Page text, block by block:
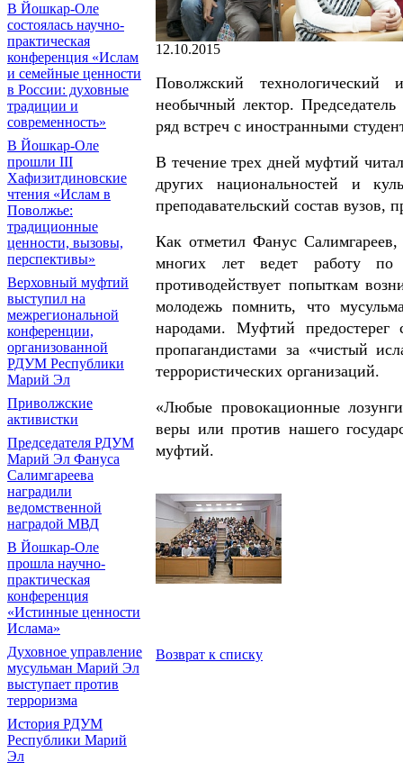
В Йошкар-Оле
состоялась научно-
практическая
конференция «Ислам
и семейные ценности
в России: духовные
традиции и
современность»
В Йошкар-Оле
прошли III
Хафизитдиновские
чтения «Ислам в
Поволжье:
традиционные
ценности, вызовы,
перспективы»
Верховный муфтий
выступил на
межрегиональной
конференции,
организованной
РДУМ Республики
Марий Эл
Приволжские
активистки
Председателя РДУМ
Марий Эл Фануса
Салимгареева
наградили
ведомственной
наградой МВД
В Йошкар-Оле
прошла научно-
практическая
конференция
«Истинные ценности
Ислама»
Духовное управление
мусульман Марий Эл
выступает против
терроризма
История РДУМ
Республики Марий
Эл
12.10.2015
Поволжский
необычный лектор.
ряд встреч с иностранными
В течение трех дней муфтий
других национальностей и
преподавательский состав вузов,
Как отметил Фанус
многих лет ведет работу по
противодействует попыткам
молодежь помнить, что
народами. Муфтий
пропагандистами за «чистый
террористических организаций.
«Любые провокационные
веры или против нашего
муфтий.
Возврат к списку